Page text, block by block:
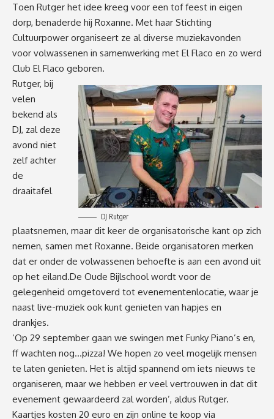
Toen Rutger het idee kreeg voor een tof feest in eigen
dorp, benaderde hij Roxanne. Met haar Stichting
Cultuurpower organiseert ze al diverse muziekavonden
voor volwassenen in samenwerking met El Flaco en zo werd
Club El Flaco geboren.
DJ Rutger
Rutger, bij
velen
bekend als
DJ, zal deze
avond niet
zelf achter
de
draaitafel
plaatsnemen, maar dit keer de organisatorische kant op zich
nemen, samen met Roxanne. Beide organisatoren merken
dat er onder de volwassenen behoefte is aan een avond uit
op het eiland.De Oude Bijlschool wordt voor de
gelegenheid omgetoverd tot evenementenlocatie, waar je
naast live-muziek ook kunt genieten van hapjes en
drankjes.
‘Op 29 september gaan we swingen met Funky Piano’s en,
ff wachten nog…pizza! We hopen zo veel mogelijk mensen
te laten genieten. Het is altijd spannend om iets nieuws te
organiseren, maar we hebben er veel vertrouwen in dat dit
evenement gewaardeerd zal worden’, aldus Rutger.
Kaartjes kosten 20 euro en zijn online te koop via